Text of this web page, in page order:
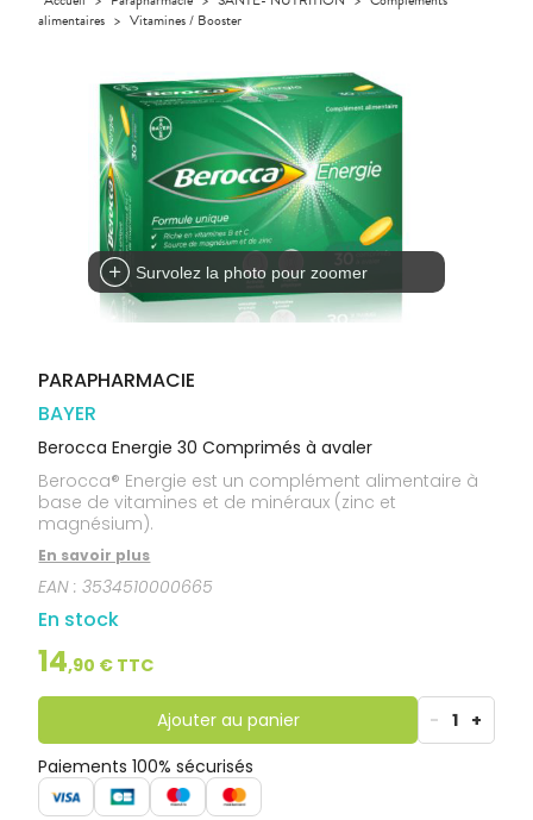
Orthopédie
pharmacie
Aliments
Dispositifs
médicaux
Etendre
Vétérinaire
VISAGE-
Cheveux
Corps
Homme
Solaire
Visage
INFORMATIONS
PHARMACIES
DE GARDE
DISPOSITIFS
APPLICATION
DE SANTÉ
SCAN
D’ORDONNANCE
alimentaires > Vitamines / Booster
Survolez la photo pour zoomer
PARAPHARMACIE
BAYER
Berocca Energie 30 Comprimés à avaler
Berocca® Energie est un complément alimentaire à
base de vitamines et de minéraux (zinc et
magnésium).
En savoir plus
EAN :3534510000665
En stock
14,90 € TTC
Ajouter au panier - 1 +
Paiements 100% sécurisés